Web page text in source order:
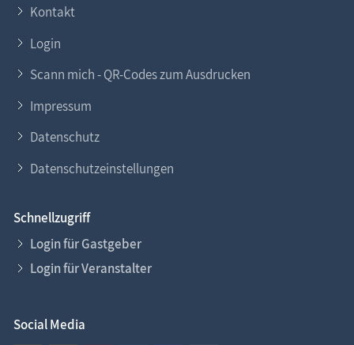
Kontakt
Login
Scann mich - QR-Codes zum Ausdrucken
Impressum
Datenschutz
Datenschutzeinstellungen
Schnellzugriff
Login für Gastgeber
Login für Veranstalter
Social Media